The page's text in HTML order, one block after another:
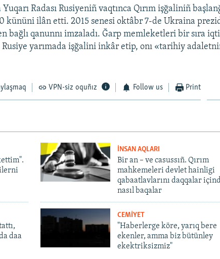
Radası Rusiyeniñ vaqtınca Qırım işğaliniñ
kününi ilân etti. 2015 senesi oktâbr 7-de Ukraina
bağlı qanunnı imzaladı. Ğarp memleketleri bir sıra
yarımada işğalini inkâr etip, onı «tarihiy
VPN-siz oquñız Follow us Print
İNSAN AQLARI
Bir an – ve casussıñ. Qırım
mahkemeleri devlet hainligi
qabaatlavlarını daqqalar
nasıl baqalar
daa
CEMİYET
"Haberlerge köre, yarıq bere
ekenler, amma biz bütünley
ekektriksizmiz"